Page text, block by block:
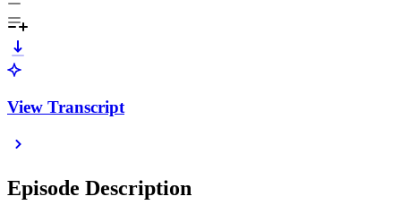
View Transcript
Episode Description